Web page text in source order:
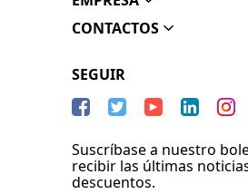
CONTACTOS
SEGUIR
Suscríbase a nuestro
recibir las últimas
descuentos.